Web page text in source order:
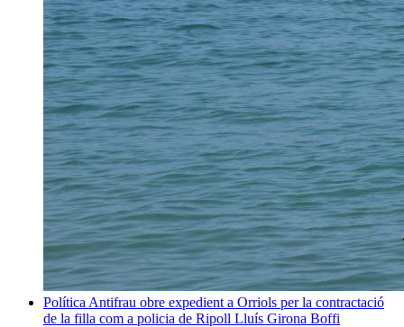
Política Antifrau obre expedient a Orriols per la contractació
de la filla com a policia de Ripoll Lluís Girona Boffi